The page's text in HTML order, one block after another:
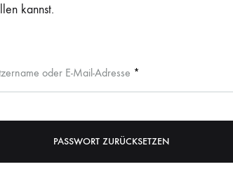
kannst.
oder E-Mail-Adresse *
PASSWORT ZURÜCKSETZEN